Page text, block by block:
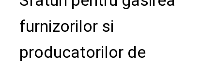
furnizorilor si
producatorilor de